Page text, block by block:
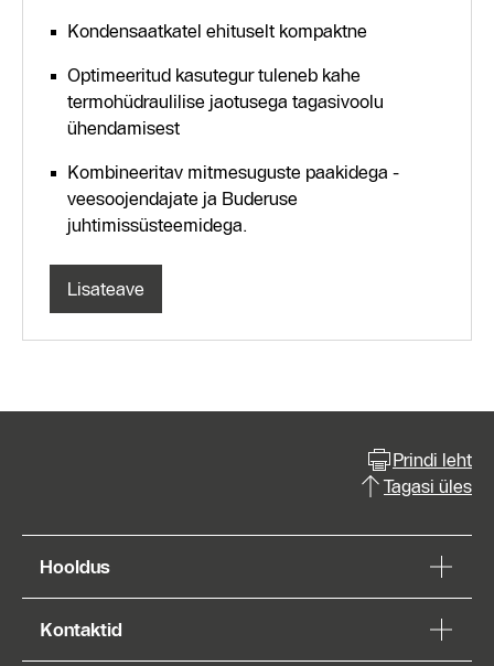
Kondensaatkatel ehituselt kompaktne
Optimeeritud kasutegur tuleneb kahe
termohüdraulilise jaotusega tagasivoolu
ühendamisest
Kombineeritav mitmesuguste paakidega -
veesoojendajate ja Buderuse
juhtimissüsteemidega.
Lisateave
Prindi leht
Tagasi üles
Hooldus
Kontaktid